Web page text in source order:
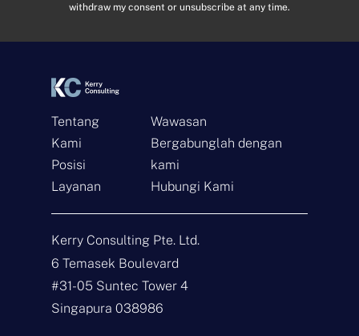
a
a
*
E
m
i
l
J
e
n
*
t
withdraw my consent or unsubscribe at any time.
Tentang
Kami
Posisi
Layanan
Wawasan
Bergabunglah dengan
kami
Hubungi Kami
Kerry Consulting Pte. Ltd.
6 Temasek Boulevard
#31-05 Suntec Tower 4
Singapura 038986